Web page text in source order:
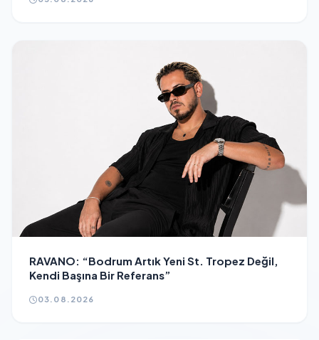
RAVANO: “Bodrum Artık Yeni St. Tropez Değil,
Kendi Başına Bir Referans”
03.08.2026